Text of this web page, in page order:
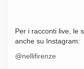
Per i racconti live, le
anche su Instagram:
@nellifirenze